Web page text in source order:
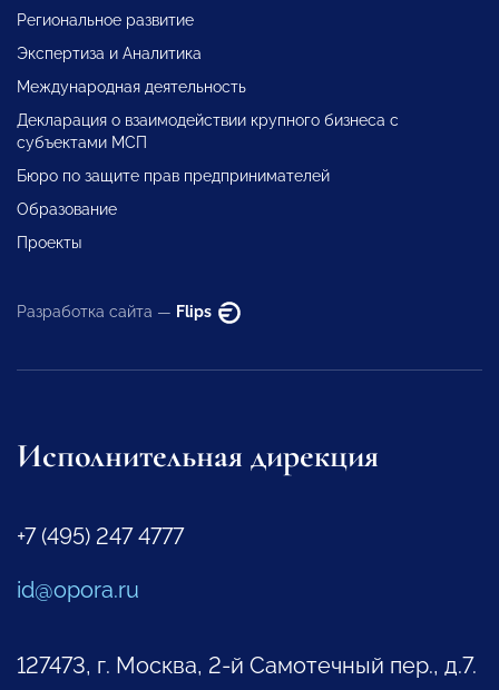
Региональное развитие
Экспертиза и Аналитика
Международная деятельность
Декларация о взаимодействии крупного бизнеса с
субъектами МСП
Бюро по защите прав предпринимателей
Образование
Проекты
Разработка сайта — Flips
Исполнительная дирекция
+7 (495) 247 4777
id@opora.ru
127473, г. Москва, 2-й Самотечный пер., д.7.